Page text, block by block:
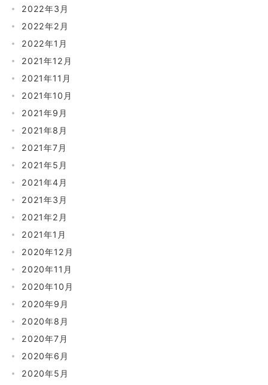
2022年3月
2022年2月
2022年1月
2021年12月
2021年11月
2021年10月
2021年9月
2021年8月
2021年7月
2021年5月
2021年4月
2021年3月
2021年2月
2021年1月
2020年12月
2020年11月
2020年10月
2020年9月
2020年8月
2020年7月
2020年6月
2020年5月